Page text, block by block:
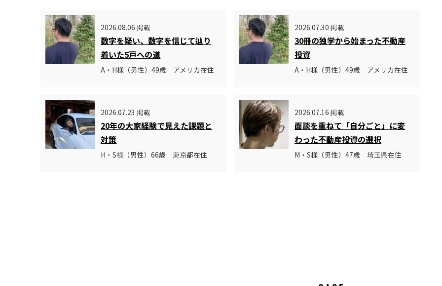
2026.08.06 掲載
数字を疑い、数字を信じて辿り
着いた5戸への道
A・H様（男性）49歳 アメリカ在住
2026.07.30 掲載
30冊の独学から始まった不動産
投資
A・H様（男性）49歳 アメリカ在住
2026.07.23 掲載
20年の大家経験で見えた課題と
対策
H・S様（男性）66歳 東京都在住
2026.07.16 掲載
面談を重ねて「自分ごと」に変
わった不動産投資の選択
M・S様（男性）47歳 埼玉県在住